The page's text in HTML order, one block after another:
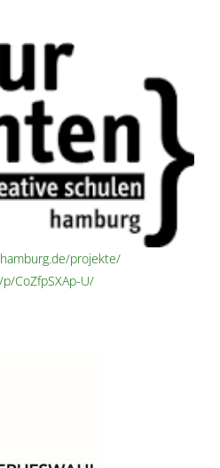
projekte/
CoZfpSXAp-U/